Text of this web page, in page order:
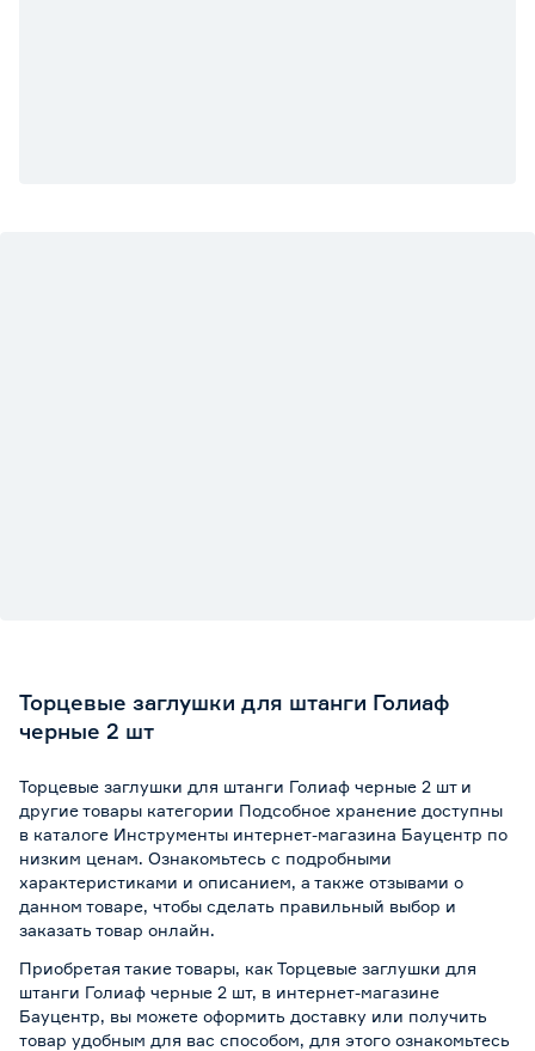
Торцевые заглушки для штанги Голиаф
черные 2 шт
Торцевые заглушки для штанги Голиаф черные 2 шт и
другие товары категории Подсобное хранение доступны
в каталоге Инструменты интернет-магазина Бауцентр по
низким ценам. Ознакомьтесь с подробными
характеристиками и описанием, а также отзывами о
данном товаре, чтобы сделать правильный выбор и
заказать товар онлайн.
Приобретая такие товары, как Торцевые заглушки для
штанги Голиаф черные 2 шт, в интернет-магазине
Бауцентр, вы можете оформить доставку или получить
товар удобным для вас способом, для этого ознакомьтесь